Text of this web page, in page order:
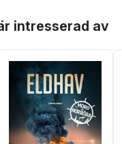
intresserad av